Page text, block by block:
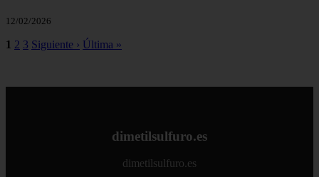
12/02/2026
1 2 3 Siguiente › Última »
dimetilsulfuro.es
dimetilsulfuro.es